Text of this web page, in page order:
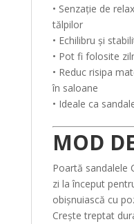
• Senzație de
tălpilor
• Echilibru și
• Pot fi folosite
• Reduc risipa
în saloane
• Ideale ca
MOD
Poartă sandalele
zi la început
obișnuiască cu
Crește treptat